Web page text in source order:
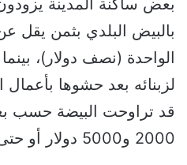
بعض ساكنة المدينة
الواحدة (نصف دولار)، بينما
لزبنائه بعد حشوها
قد تراوحت البيضة حسب
2000 و5000 دولار أو حتى 10000 دولار أحيانا.